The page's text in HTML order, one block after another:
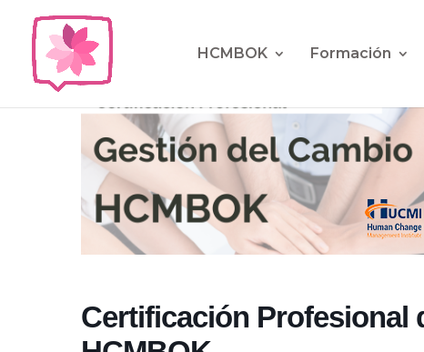
HCMBOK Formación
Certificación Profesional